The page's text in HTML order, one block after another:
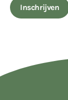
Inschrijven